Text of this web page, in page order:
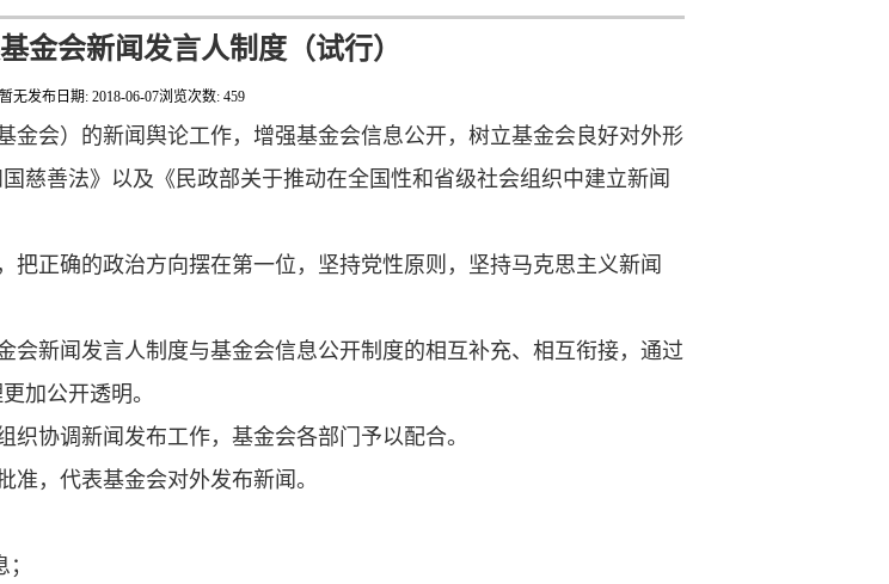
金会新闻发言人制度（试行）
暂无发布日期: 2018-06-07浏览次数: 459
金会）的新闻舆论工作，增强基金会信息公开，树立基金会良好对外形
慈善法》以及《民政部关于推动在全国性和省级社会组织中建立新闻
把正确的政治方向摆在第一位，坚持党性原则，坚持马克思主义新闻
会新闻发言人制度与基金会信息公开制度的相互补充、相互衔接，通过
加公开透明。
协调新闻发布工作，基金会各部门予以配合。
，代表基金会对外发布新闻。